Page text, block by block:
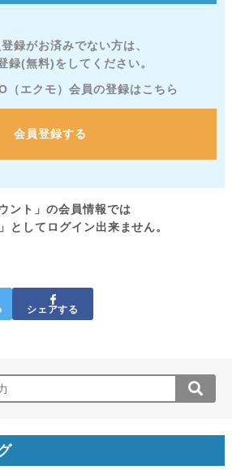
録がお済みでない方は、
録(無料)をしてください。
（エクモ）会員の登録はこちら
会員登録する
ント」の会員情報では
としてログイン出来ません。
シェアする